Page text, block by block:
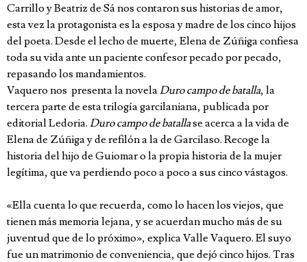
Carrillo y Beatriz de Sá nos contaron sus historias de amor,
esta vez la protagonista es la esposa y madre de los cinco hijos
del poeta. Desde el lecho de muerte, Elena de Zúñiga confiesa
toda su vida ante un paciente confesor pecado por pecado,
repasando los mandamientos.
Vaquero nos presentala novelaDuro campo de batalla, la
tercera parte de esta trilogía garcilaniana, publicada por
editorial Ledoria. Duro campo de batallase acerca a la vida de
Elena de Zúñiga y de refilón a la de Garcilaso. Recoge la
historia del hijo de Guiomar o la propia historia de la mujer
legítima, que va perdiendo poco a poco a sus cinco vástagos.
«Ella cuenta lo que recuerda, como lo hacen los viejos, que
tienen más memoria lejana, y se acuerdan mucho más de su
juventud que de lo próximo», explica Valle Vaquero. El suyo
fue un matrimonio de conveniencia, que dejó cinco hijos. Tras